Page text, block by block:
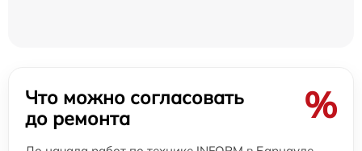
Что можно согласовать
до ремонта
%